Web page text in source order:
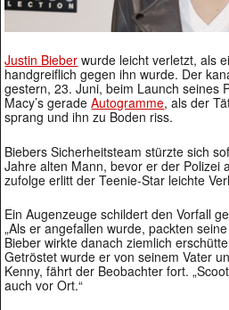
Justin Bieber wurde leicht verletzt, als
handgreiflich gegen ihn wurde. Der
gestern, 23. Juni, beim Launch seines
Macy’s geradeAutogramme, als der
sprang und ihn zu Boden riss.
Biebers Sicherheitsteam stürzte sich
Jahre alten Mann, bevor er der Polizei
zufolge erlitt der Teenie-Star leichte
Ein Augenzeuge schildert den Vorfall
„Als er angefallen wurde, packten
Bieber wirkte danach ziemlich
Getröstet wurde er von seinem Vater
Kenny, fährt der Beobachter fort.
auch vor Ort.“